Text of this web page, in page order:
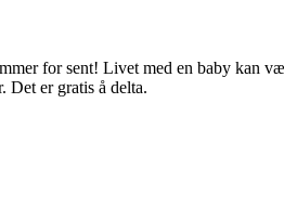
for sent! Livet med en baby kan
Det er gratis å delta.